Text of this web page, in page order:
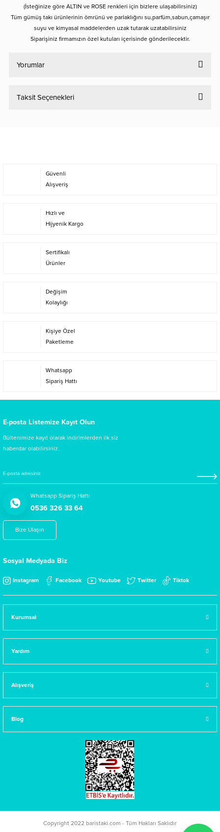
(İsteğinize göre ALTIN ve ROSE renkleri için bizlere ulaşabilirsiniz)
Tüm gümüş takı ürünlerinin ömrünü ve parlaklığını su,parfüm,sabun,çamaşır
suyu ve kimyasal maddelerden uzak tutarak uzatabilirsiniz
Siparişiniz firmamızın özel kutuları içerisinde gönderilecektir.
Yorumlar
Taksit Seçenekleri
Güvenli
Alışveriş
Hızlı ve
Hijyenik Kargo
Sertifikalı
Ürünler
Değişim
Kolaylığı
Kişiye Özel
Paketleme
Whatsapp
Sipariş Hattı
E-posta Listemize Kayıt Olun
Bültenimize kayıt olarak indirimlerden ilk siz
haberdar olabilirsiniz.
Whatsapp Sipariş Hattı
0536 326 33 64
Bize Ulaşın
Sosyal Medyada Biz
Instagram Facebook Youtube Twitter Tiktok
Kurumsal
Yardım
Alışveriş
Blog
Copyright 2022 baristaki.com - Tüm Hakları Saklıdır